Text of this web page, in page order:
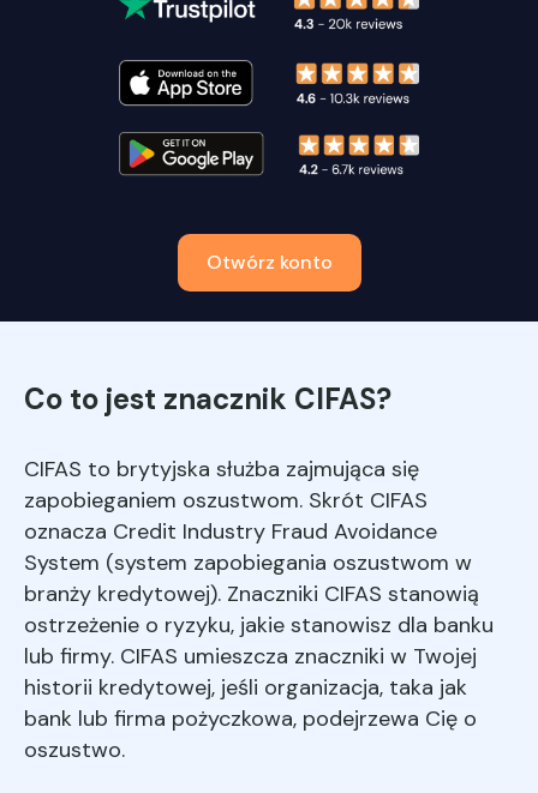
Otwórz konto
Co to jest znacznik CIFAS?
CIFAS to brytyjska służba zajmująca się
zapobieganiem oszustwom. Skrót CIFAS
oznacza Credit Industry Fraud Avoidance
System (system zapobiegania oszustwom w
branży kredytowej). Znaczniki CIFAS stanowią
ostrzeżenie o ryzyku, jakie stanowisz dla banku
lub firmy. CIFAS umieszcza znaczniki w Twojej
historii kredytowej, jeśli organizacja, taka jak
bank lub firma pożyczkowa, podejrzewa Cię o
oszustwo.